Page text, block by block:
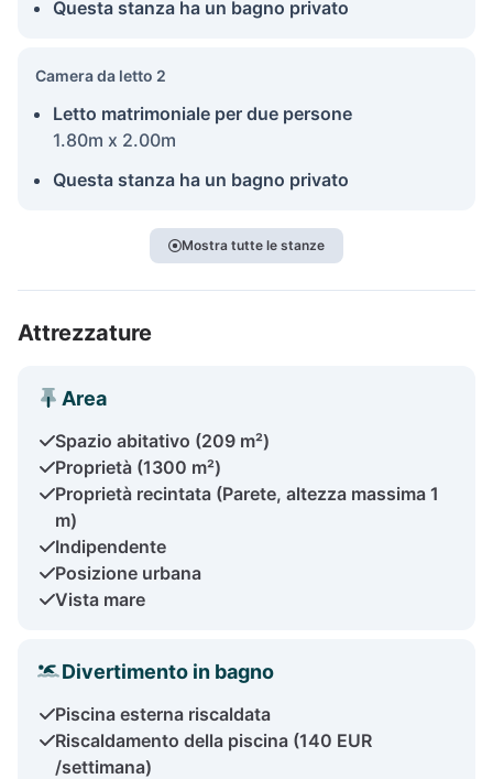
Questa stanza ha un bagno privato
Camera da letto 2
Letto matrimoniale per due persone
1.80m x 2.00m
Questa stanza ha un bagno privato
Mostra tutte le stanze
Attrezzature
Area
Spazio abitativo (209 m²)
Proprietà (1300 m²)
Proprietà recintata (Parete, altezza massima 1
m)
Indipendente
Posizione urbana
Vista mare
Divertimento in bagno
Piscina esterna riscaldata
Riscaldamento della piscina (140 EUR
/settimana)